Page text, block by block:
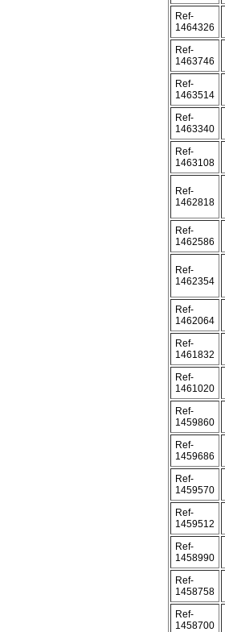
Ref-
1464326
Ref-
1463746
Ref-
1463514
Ref-
1463340
Ref-
1463108
Ref-
1462818
Ref-
1462586
Ref-
1462354
Ref-
1462064
Ref-
1461832
Ref-
1461020
Ref-
1459860
Ref-
1459686
Ref-
1459570
Ref-
1459512
Ref-
1458990
Ref-
1458758
Ref-
1458700